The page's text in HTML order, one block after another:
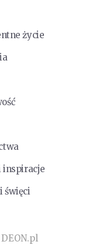
życie
inspiracje
święci